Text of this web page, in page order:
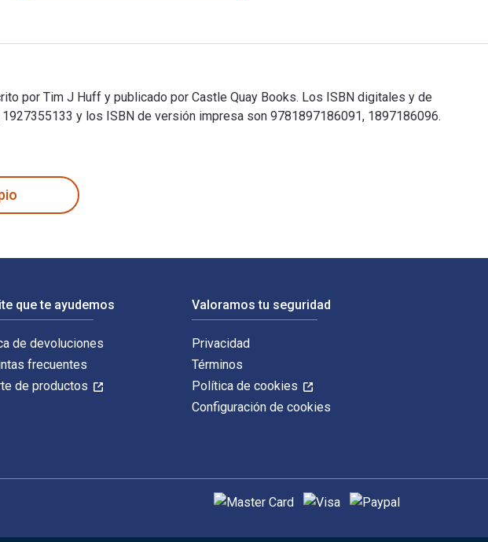
por Tim J Huff y publicado por Castle Quay Books. Los ISBN digitales y de
y los ISBN de versión impresa son 9781897186091, 1897186096.
que te ayudemos
de devoluciones
frecuentes
de productos
Valoramos tu seguridad
Privacidad
Términos
Política de cookies
Configuración de cookies
Métodos de pago admitidos